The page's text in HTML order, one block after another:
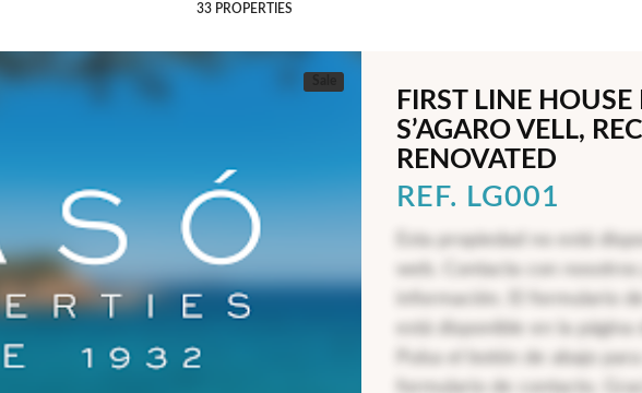
33 PROPERTIES
FIRST LINE HOUSE
S’AGARO VELL,
RENOVATED
REF. LG001
Esta propiedad no está
web. Contacta con nosotros
información. El formulario
está disponible en la página
Pulsa el botón de abajo
formulario de contacto.